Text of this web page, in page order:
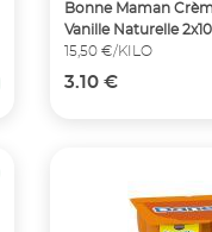
Bonne Maman
Vanille Naturelle
15,50 €/KILO
3.10 €